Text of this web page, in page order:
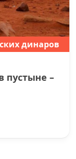
пустыне –
динаров